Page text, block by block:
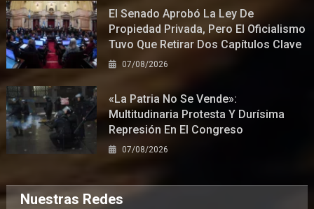
El Senado Aprobó La Ley De
Propiedad Privada, Pero El Oficialismo
Tuvo Que Retirar Dos Capítulos Clave
07/08/2026
«La Patria No Se Vende»:
Multitudinaria Protesta Y Durísima
Represión En El Congreso
07/08/2026
Nuestras Redes